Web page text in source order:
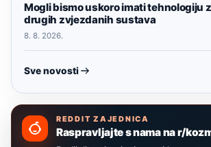
Mogli bismo uskoro imati tehnologiju
drugih zvjezdanih sustava
8. 8. 2026.
Sve novosti
REDDIT ZAJEDNICA
Raspravljajte s nama na r/